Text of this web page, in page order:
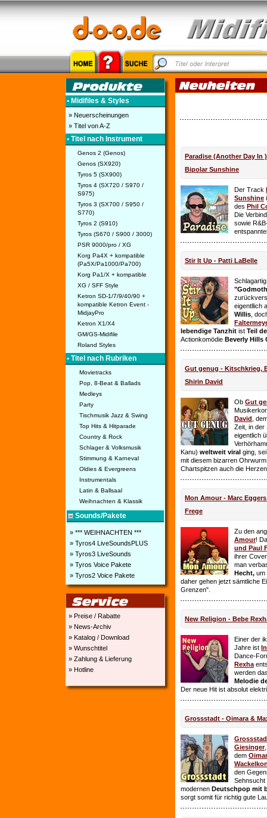
• Midifiles & Styles
» Neuerscheinungen
» Titel von A-Z
• Titel nach Instrument
Genos 2 (Genos)
Genos (SX920)
Tyros 5 (SX900)
Tyros 4 (SX720 / S970 /
S975)
Tyros 3 (SX700 / S950 /
S770)
Tyros 2 (S910)
Tyros (S670 / S900 / 3000)
PSR 9000/pro / XG
Korg Pa4X + kompatible
(Pa5X/Pa1000/Pa700)
Korg Pa1/X + kompatible
XG / SFF Style
Ketron SD-1/7/9/40/90 +
kompatible Ketron Event -
MidjayPro
Ketron X1/X4
GM/GS-Midifile
Roland Styles
• Titel nach Rubriken
Movietracks
Pop, 8-Beat & Ballads
Medleys
Party
Tischmusik Jazz & Swing
Top Hits & Hitparade
Country & Rock
Schlager & Volksmusik
Stimmung & Karneval
Oldies & Evergreens
Instrumentals
Latin & Ballsaal
Weihnachten & Klassik
Sounds/Pakete
» *** WEIHNACHTEN ***
» Tyros4 LiveSoundsPLUS
» Tyros3 LiveSounds
» Tyros Voice Pakete
» Tyros2 Voice Pakete
» Preise / Rabatte
» News-Archiv
» Katalog / Download
» Wunschtitel
» Zahlung & Lieferung
» Hotline
Paradise (Another Day In
Bipolar Sunshine
Der Track
Sunshine
des Phil
Die
sowie
Stir It Up - Patti LaBelle
eigentllich
Willis ,
lebendige Tanzhit ist Teil
Actionkomödie Beverly Hills
Gut genug - Kitschkrieg,
Shirin David
Ob Gut
David ,
Zeit, in der
eigentlich
Kanu) weltweit viral ging,
mit diesem bizarren
Chartspitzen auch die
Mon Amour - Marc
Frege
Zu den
Amour!
und Paul
ihrer
man
Hecht, um
daher gehen jetzt sämtliche
Grenzen".
New Religion - Bebe
Einer der
Jahre ist
Dance-
Rexha
werden
Melodie
Der neue Hit ist absolut
Grossstadt - Oimara &
Giesinger
dem
den
Sehnsucht
modernen Deutschpop mit
sorgt somit für richtig gute